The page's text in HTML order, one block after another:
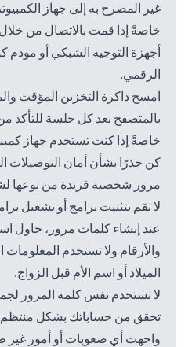
غير المصرح به إلى جهاز
خاصةً إذا قمت بالاتصال من
أجهزة التوجيه الشبكي أو
الرقمي.
امسح ذاكرة التخزين المؤقت
بالمتصفح بعد كل جلسة للتأكد
خاصةً إذا كنت تستخدم جهاز
كن حذرًا بشأن أمان التوصيلات
مرور شخصية فريدة من نوعها
لا تقم بتثبيت برامج أو تشغيل
عند إنشاء كلمات مرور، حاول
والأرقام ولا تستخدم
الميلاد أو اسم الأم قبل الزواج.
لا تستخدم نفس كلمة المرور
تحقق من حساباتك بشكل منتظم
واجهت أي صعوبات أو أمور غير